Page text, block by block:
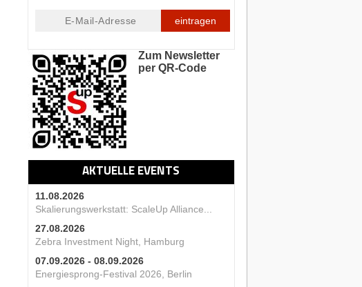
eintragen
Zum Newsletter
per QR-Code
AKTUELLE EVENTS
11.08.2026
Skalierungswerkstatt: ScaleUp Alliance...
27.08.2026
Zebra Investment Night, Hamburg
07.09.2026 - 08.09.2026
Energiesprong-Festival 2026, Berlin